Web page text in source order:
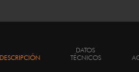
DESCRIPCIÓN
DATOS
TÉCNICOS